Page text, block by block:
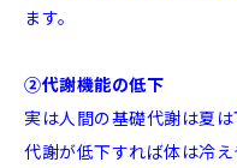
ます。
②代謝機能の低下
実は人間の基礎代謝は夏は
代謝が低下すれば体は冷え